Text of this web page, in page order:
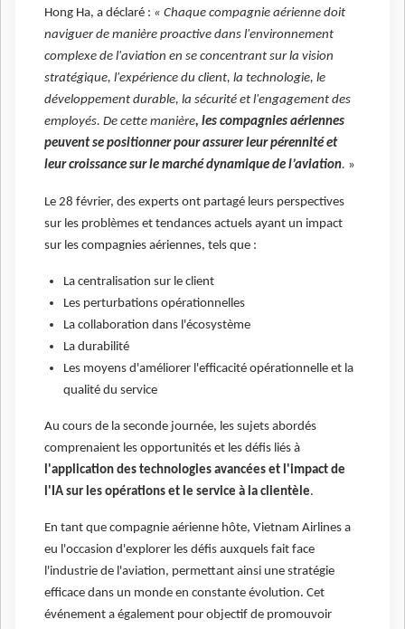
Hong Ha, a déclaré : « Chaque compagnie aérienne doit
naviguer de manière proactive dans l'environnement
complexe de l'aviation en se concentrant sur la vision
stratégique, l'expérience du client, la technologie, le
développement durable, la sécurité et l'engagement des
employés. De cette manière, les compagnies aériennes
peuvent se positionner pour assurer leur pérennité et
leur croissance sur le marché dynamique de l’aviation. »
Le 28 février, des experts ont partagé leurs perspectives
sur les problèmes et tendances actuels ayant un impact
sur les compagnies aériennes, tels que :
La centralisation sur le client
Les perturbations opérationnelles
La collaboration dans l'écosystème
La durabilité
Les moyens d'améliorer l'efficacité opérationnelle et la
qualité du service
Au cours de la seconde journée, les sujets abordés
comprenaient les opportunités et les défis liés à
l'application des technologies avancées et l'impact de
l'IA sur les opérations et le service à la clientèle.
En tant que compagnie aérienne hôte, Vietnam Airlines a
eu l'occasion d'explorer les défis auxquels fait face
l'industrie de l'aviation, permettant ainsi une stratégie
efficace dans un monde en constante évolution. Cet
événement a également pour objectif de promouvoir